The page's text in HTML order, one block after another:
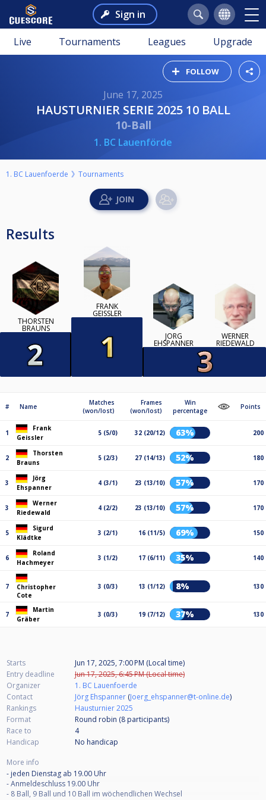
Sign in
Live Tournaments Leagues Upgrade
FOLLOW
June 17, 2025
HAUSTURNIER SERIE 2025 10 BALL
10-Ball
1. BC Lauenförde
1. BC Lauenfoerde Tournaments
Results
THORSTEN
BRAUNS
FRANK
GEISSLER
JÖRG
EHSPANNER
WERNER
RIEDEWALD
# Name
Matches
(won/lost)
Frames
(won/lost)
Win
percentage
Points
1
Frank
Geissler
5 (5/0) 32 (20/12) 63% 200
2
Thorsten
Brauns
5 (2/3) 27 (14/13) 52% 180
3
Jörg
Ehspanner
4 (3/1) 23 (13/10) 57% 170
3
Werner
Riedewald
4 (2/2) 23 (13/10) 57% 170
5
Sigurd
Klädtke
3 (2/1) 16 (11/5) 69% 150
6
Roland
Hachmeyer
3 (1/2) 17 (6/11) 35% 140
7
Christopher
Cote
3 (0/3) 13 (1/12) 8% 130
7
Martin
Gräber
3 (0/3) 19 (7/12) 37% 130
Starts
Jun 17, 2025, 7:00 PM (Local time)
Entry deadline
Jun 17, 2025, 6:45 PM (Local time)
Organizer
1. BC Lauenfoerde
Contact
Jörg Ehspanner (Joerg_ehspanner@t-online.de)
Rankings
Hausturnier 2025
Format
Round robin (8 participants)
Race to
4
Handicap
No handicap
More info
- jeden Dienstag ab 19.00 Uhr
- Anmeldeschluss 19.00 Uhr
- 8 Ball, 9 Ball und 10 Ball im wöchendlichen Wechsel